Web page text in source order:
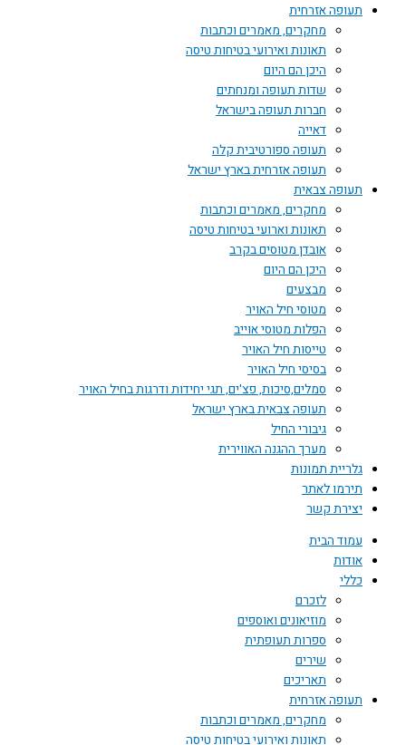
אזרחית
מחקרים, מאמרים וכתבות
תאונות ואירועי בטיחות טיסה
היכן הם היום
שדות תעופה ומנחתים
חברות תעופה בישראל
תעופה ספורטיבית קלה
תעופה אזרחית בארץ ישראל
צבאית
מחקרים, מאמרים וכתבות
תאונות וארועי בטיחות טיסה
אובדן מטוסים בקרב
היכן הם היום
מטוסי חיל האויר
הפלות מטוסי אוייב
טייסות חיל האויר
בסיסי חיל האויר
סמלים,סיכות, פצ'ים, תגי יחידות ודרגות בחיל האויר
תעופה צבאית בארץ ישראל
גיבורי החיל
מערך ההגנה האווירית
תמונות
לאתר
קשר
מוזיאונים ואוספים
ספרות תעופתית
אזרחית
מחקרים, מאמרים וכתבות
תאונות ואירועי בטיחות טיסה